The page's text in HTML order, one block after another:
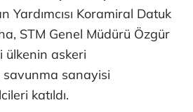
Yardımcısı Koramiral Datuk
STM Genel Müdürü Özgür
ülkenin askeri
savunma sanayisi
katıldı.